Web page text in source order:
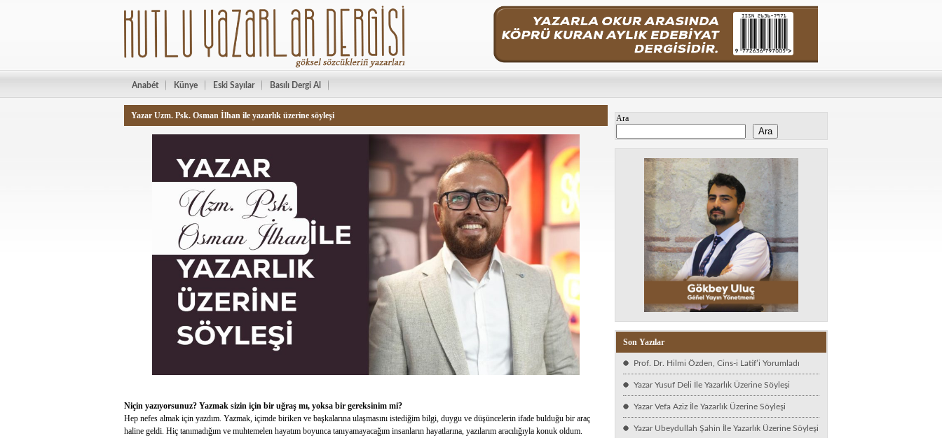
Anabét Künye Eski Sayılar Basılı Dergi Al
Yazar Uzm. Psk. Osman İlhan ile yazarlık üzerine söyleşi
Niçin yazıyorsunuz? Yazmak sizin için bir uğraş mı, yoksa bir gereksinim mi?
Hep nefes almak için yazdım. Yazmak, içimde biriken ve başkalarına ulaşmasını istediğim bilgi, duygu ve düşüncelerin ifade bulduğu bir araç
haline geldi. Hiç tanımadığım ve muhtemelen hayatım boyunca tanıyamayacağım insanların hayatlarına, yazılarım aracılığıyla konuk oldum.
Ara
Ara
Son Yazılar
Prof. Dr. Hilmi Özden, Cins-i Latif’i Yorumladı
Yazar Yusuf Deli İle Yazarlık Üzerine Söyleşi
Yazar Vefa Aziz İle Yazarlık Üzerine Söyleşi
Yazar Ubeydullah Şahin İle Yazarlık Üzerine Söyleşi